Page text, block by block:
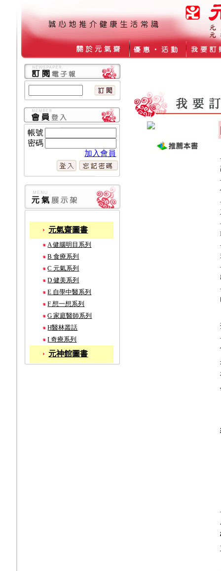
帳號
密碼
加入會員
元氣齋圖書
A 健腦明目系列
B 食療系列
C 元氣系列
D 健美系列
E 自學中醫系列
F 想一想系列
G 家庭醫師系列
H醫林叢話
I 奇療系列
元神館圖書